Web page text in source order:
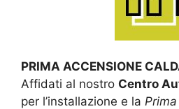
PRIMA ACCENSIONE
Affidati al nostro Centro
per l’installazione e la